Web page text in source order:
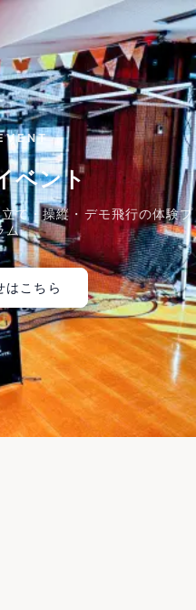
ベント
て・操縦・デモ飛行の体験プ
ム
はこちら